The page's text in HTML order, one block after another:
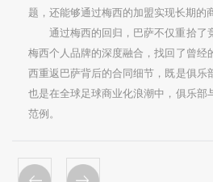
题，还能够通过梅西的加盟实现长期的
通过梅西的回归，巴萨不仅重拾了
梅西个人品牌的深度融合，找回了曾经
西重返巴萨背后的合同细节，既是俱乐
也是在全球足球商业化浪潮中，俱乐部
范例。